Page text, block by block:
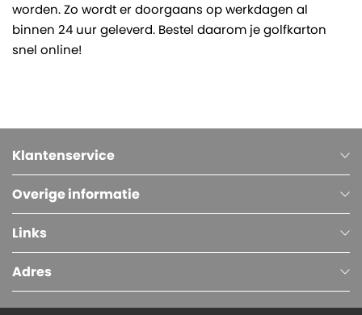
worden. Zo wordt er doorgaans op werkdagen al
binnen 24 uur geleverd. Bestel daarom je golfkarton
snel online!
Klantenservice
Overige informatie
Links
Adres